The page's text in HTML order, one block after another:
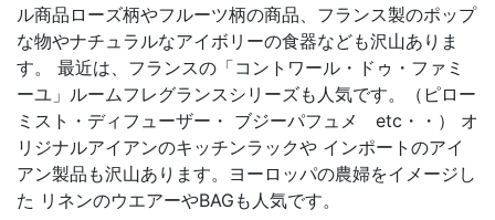
ル商品ローズ柄やフルーツ柄の商品、フランス製のポップ
な物やナチュラルなアイボリーの食器なども沢山ありま
す。 最近は、フランスの「コントワール・ドゥ・ファミ
ーユ」ルームフレグランスシリーズも人気です。（ピロー
ミスト・ディフューザー・ ブジーパフュメ etc・・） オ
リジナルアイアンのキッチンラックや インポートのアイ
アン製品も沢山あります。ヨーロッパの農婦をイメージし
た リネンのウエアーやBAGも人気です。